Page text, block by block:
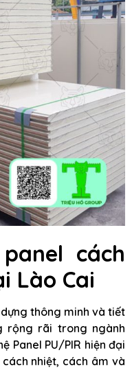
cách
Lào Cai
thông minh và tiết
rộng rãi trong ngành
Panel PU/PIR hiện đại
nhiệt, cách âm và